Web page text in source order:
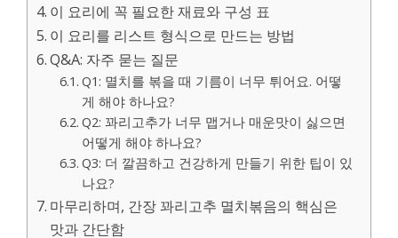
이 요리에 꼭 필요한 재료와 구성 표
이 요리를 리스트 형식으로 만드는 방법
Q&A: 자주 묻는 질문
Q1: 멸치를 볶을 때 기름이 너무 튀어요. 어떻
게 해야 하나요?
Q2: 꽈리고추가 너무 맵거나 매운맛이 싫으면
어떻게 해야 하나요?
Q3: 더 깔끔하고 건강하게 만들기 위한 팁이 있
나요?
마무리하며, 간장 꽈리고추 멸치볶음의 핵심은
맛과 간단함